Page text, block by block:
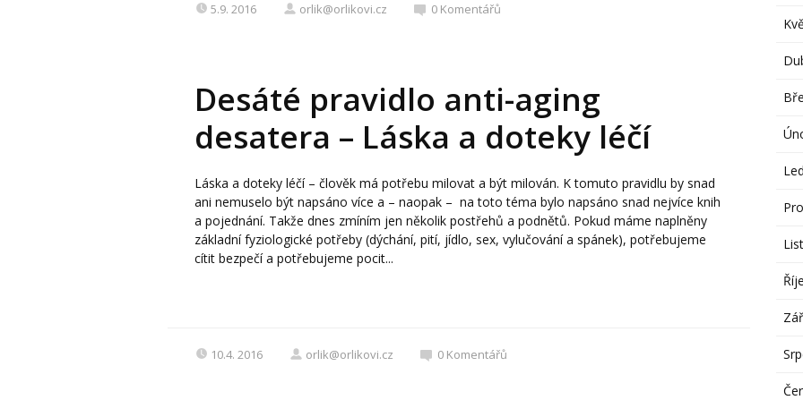
5.9. 2016 orlik@orlikovi.cz 0 Komentářů
Desáté pravidlo anti-aging
desatera – Láska a doteky léčí
Láska a doteky léčí – člověk má potřebu milovat a být milován. K tomuto pravidlu by snad
ani nemuselo být napsáno více a – naopak – na toto téma bylo napsáno snad nejvíce knih
a pojednání. Takže dnes zmíním jen několik postřehů a podnětů. Pokud máme naplněny
základní fyziologické potřeby (dýchání, pití, jídlo, sex, vylučování a spánek), potřebujeme
cítit bezpečí a potřebujeme pocit...
10.4. 2016 orlik@orlikovi.cz 0 Komentářů